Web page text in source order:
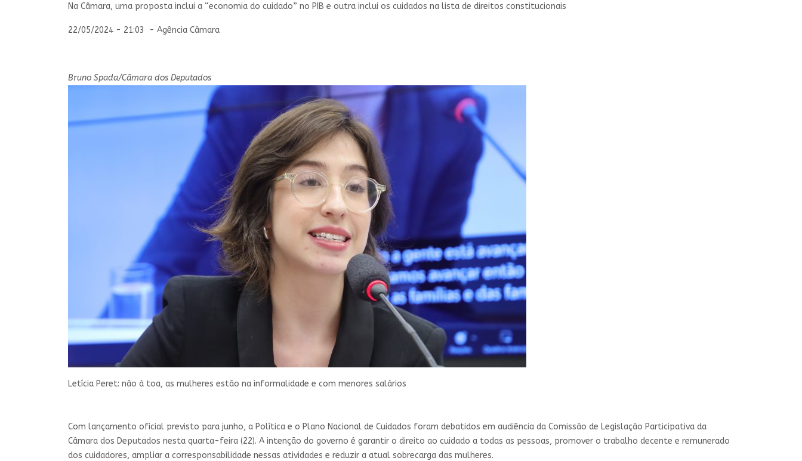
Na Câmara, uma proposta inclui a “economia do cuidado” no PIB e outra inclui os cuidados na lista de direitos constitucionais
22/05/2024 - 21:03 - Agência Câmara
Bruno Spada/Câmara dos Deputados
Letícia Peret: não à toa, as mulheres estão na informalidade e com menores salários
Com lançamento oficial previsto para junho, a Política e o Plano Nacional de Cuidados foram debatidos em audiência da Comissão de Legislação Participativa da
Câmara dos Deputados nesta quarta-feira (22). A intenção do governo é garantir o direito ao cuidado a todas as pessoas, promover o trabalho decente e remunerado
dos cuidadores, ampliar a corresponsabilidade nessas atividades e reduzir a atual sobrecarga das mulheres.